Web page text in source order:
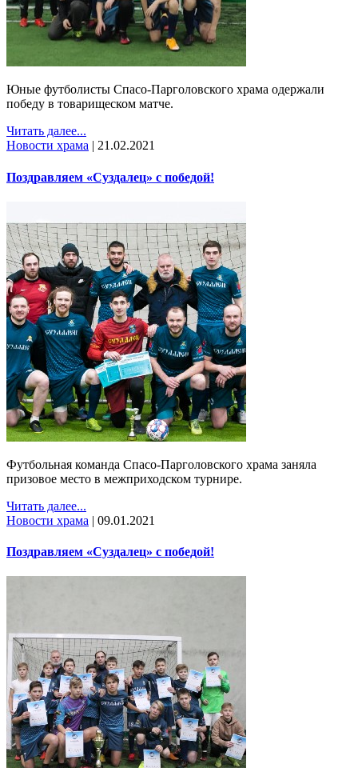
Юные футболисты Спасо-Парголовского храма одержали
победу в товарищеском матче.
Читать далее...
Новости храма | 21.02.2021
Поздравляем «Суздалец» с победой!
Футбольная команда Спасо-Парголовского храма заняла
призовое место в межприходском турнире.
Читать далее...
Новости храма | 09.01.2021
Поздравляем «Суздалец» с победой!